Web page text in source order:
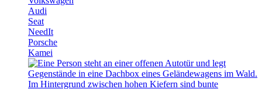
Audi
Seat
NeedIt
Porsche
Kamei